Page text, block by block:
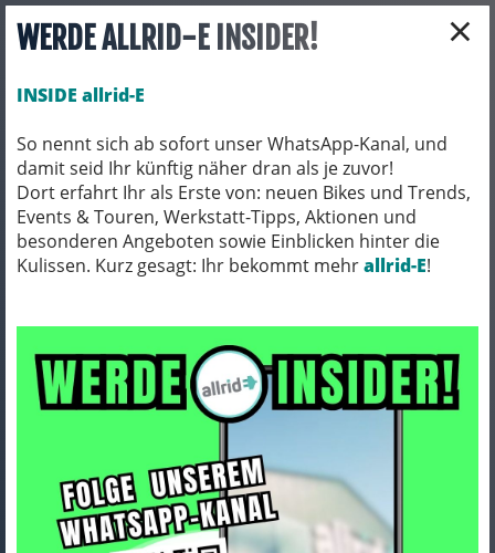
×
WERDE ALLRID-E INSIDER!
INSIDE allrid-E
So nennt sich ab sofort unser WhatsApp-Kanal, und
damit seid Ihr künftig näher dran als je zuvor!
Dort erfahrt Ihr als Erste von: neuen Bikes und Trends,
Events & Touren, Werkstatt-Tipps, Aktionen und
besonderen Angeboten sowie Einblicken hinter die
Kulissen. Kurz gesagt: Ihr bekommt mehrallrid-E!
Toggle navigation
FAHRRADZUBEHÖR PACKTASCHEN / ORTLIEB